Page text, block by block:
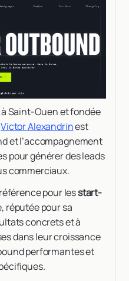
à Saint-Ouen et fondée
Victor Alexandrinest
et l’accompagnement
pour générer des leads
commerciaux.
pour lesstart-
réputée pour sa
concrets et à
dans leur croissance
performantes et